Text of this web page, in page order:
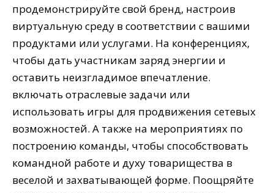
продемонстрируйте свой бренд, настроив
виртуальную среду в соответствии с вашими
продуктами или услугами. На конференциях,
чтобы дать участникам заряд энергии и
оставить неизгладимое впечатление.
включать отраслевые задачи или
использовать игры для продвижения сетевых
возможностей. А также на мероприятиях по
построению команды, чтобы способствовать
командной работе и духу товарищества в
веселой и захватывающей форме. Поощряйте